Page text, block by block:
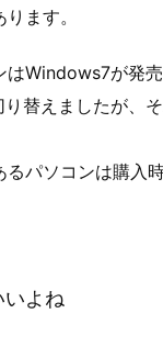
ます。
はWindows7が発
替えましたが、
るパソコンは購入
いよね